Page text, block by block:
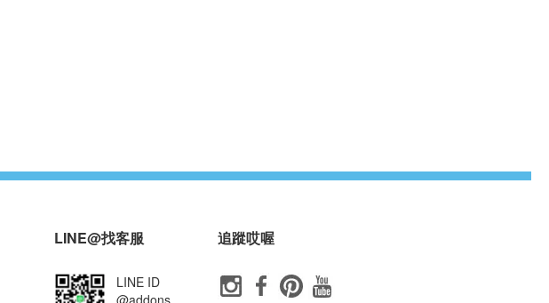
LINE@找客服
LINE ID
@addons
追蹤哎喔